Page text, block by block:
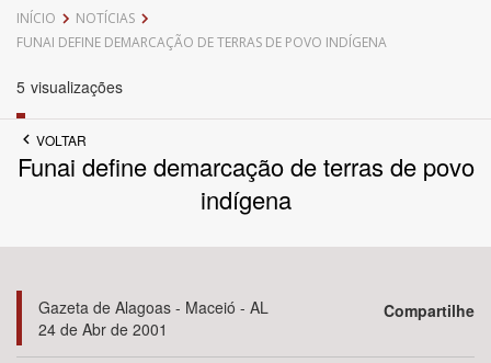
Data do Documento
Até
Bioma / Bacia
Tema
INÍCIO
NOTÍCIAS
FUNAI DEFINE DEMARCAÇÃO DE TERRAS DE POVO INDÍGENA
5 visualizações
VOLTAR
Funai define demarcação de terras de povo
indígena
Gazeta de Alagoas - Maceió - AL
24 de Abr de 2001
Compartilhe